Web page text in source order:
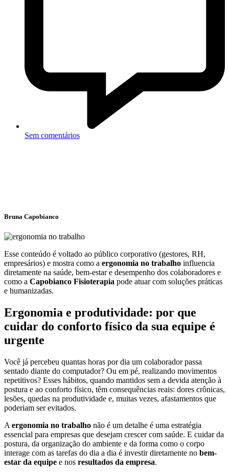
Sem comentários
Bruna Capobianco
Esse conteúdo é voltado ao público corporativo (gestores, RH,
empresários) e mostra como a ergonomia no trabalho influencia
diretamente na saúde, bem-estar e desempenho dos colaboradores e
como a Capobianco Fisioterapia pode atuar com soluções práticas
e humanizadas.
Ergonomia e produtividade: por que
cuidar do conforto físico da sua equipe é
urgente
Você já percebeu quantas horas por dia um colaborador passa
sentado diante do computador? Ou em pé, realizando movimentos
repetitivos? Esses hábitos, quando mantidos sem a devida atenção à
postura e ao conforto físico, têm consequências reais: dores crônicas,
lesões, quedas na produtividade e, muitas vezes, afastamentos que
poderiam ser evitados.
A ergonomia no trabalho não é um detalhe é uma estratégia
essencial para empresas que desejam crescer com saúde. E cuidar da
postura, da organização do ambiente e da forma como o corpo
interage com as tarefas do dia a dia é investir diretamente no bem-
estar da equipe e nos resultados da empresa.